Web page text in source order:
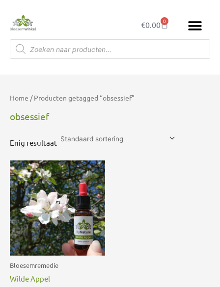
inhoud
€0.00 0
Winkelwagen
Producten
zoeken
Home / Producten getagged “obsessief”
obsessief
Enig resultaat
Bloesemremedie
Wilde Appel